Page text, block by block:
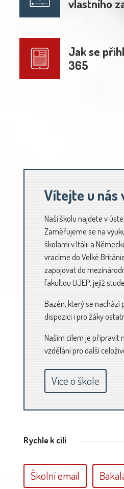
vlastního
Jak se
365
Vítejte u nás
Naši školu najdete v
Zaměřujeme se na
školami v Itálii a
vracíme do Velké
zapojovat do
fakultou UJEP, jejíž
Bazén, který se nachází
dispozici i pro žáky
Naším cílem je připravit
vzdělání pro další
Více o škole
Rychle k cíli
Školní email